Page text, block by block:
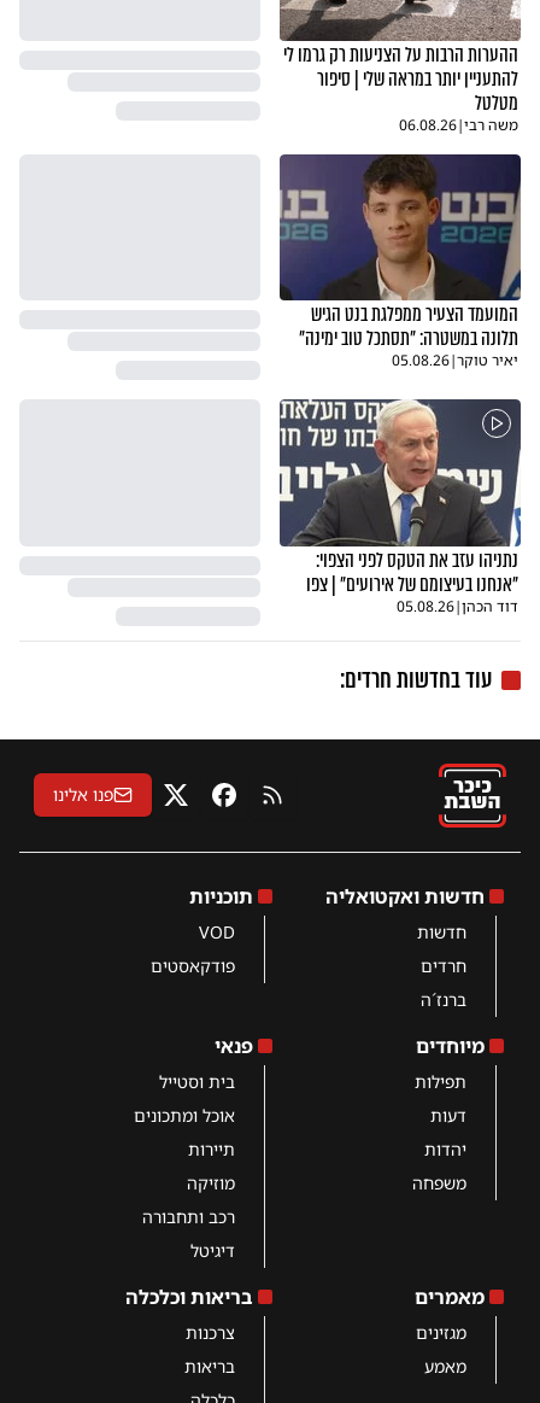
ההערות הרבות על הצניעות רק גרמו לי
להתעניין יותר במראה שלי | סיפור
מטלטל
משה רבי|
06.08.26
המועמד הצעיר ממפלגת בנט הגיש
תלונה במשטרה: "תסתכל טוב ימינה"
יאיר טוקר|
05.08.26
נתניהו עזב את הטקס לפני הצפוי:
"אנחנו בעיצומם של אירועים" | צפו
דוד הכהן|
05.08.26
עוד בחדשות חרדים:
RSS פייסבוקX פנו אלינו
חדשות ואקטואליה
חדשות
חרדים
ברנז´ה
תוכניות
VOD
פודקאסטים
מיוחדים
תפילות
דעות
יהדות
משפחה
פנאי
בית וסטייל
אוכל ומתכונים
תיירות
מוזיקה
רכב ותחבורה
דיגיטל
מאמרים
מגזינים
מאמע
בריאות וכלכלה
צרכנות
בריאות